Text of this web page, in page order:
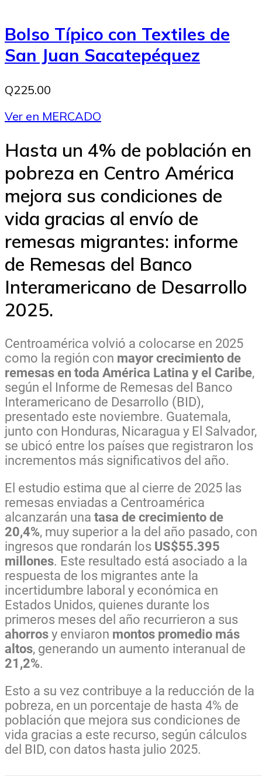
Bolso Típico con Textiles de
San Juan Sacatepéquez
Q225.00
Ver en MERCADO
Hasta un 4% de población en
pobreza en Centro América
mejora sus condiciones de
vida gracias al envío de
remesas migrantes: informe
de Remesas del Banco
Interamericano de Desarrollo
2025.
Centroamérica volvió a colocarse en 2025
como la región con mayor crecimiento de
remesas en toda América Latina y el Caribe,
según el Informe de Remesas del Banco
Interamericano de Desarrollo (BID),
presentado este noviembre. Guatemala,
junto con Honduras, Nicaragua y El Salvador,
se ubicó entre los países que registraron los
incrementos más significativos del año.
El estudio estima que al cierre de 2025 las
remesas enviadas a Centroamérica
alcanzarán una tasa de crecimiento de
20,4%, muy superior a la del año pasado, con
ingresos que rondarán los US$55.395
millones. Este resultado está asociado a la
respuesta de los migrantes ante la
incertidumbre laboral y económica en
Estados Unidos, quienes durante los
primeros meses del año recurrieron a sus
ahorros y enviaron montos promedio más
altos, generando un aumento interanual de
21,2%.
Esto a su vez contribuye a la reducción de la
pobreza, en un porcentaje de hasta 4% de
población que mejora sus condiciones de
vida gracias a este recurso, según cálculos
del BID, con datos hasta julio 2025.